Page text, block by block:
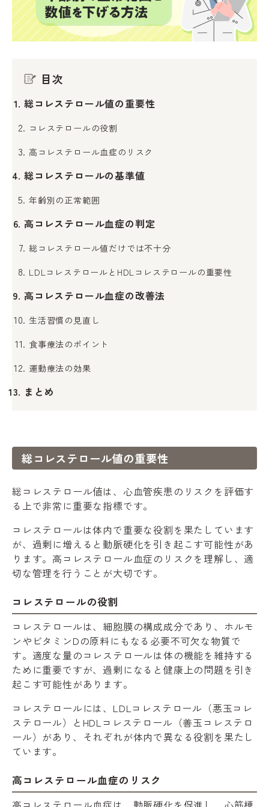
目次
総コレステロール値の重要性
コレステロールの役割
高コレステロール血症のリスク
総コレステロールの基準値
年齢別の正常範囲
高コレステロール血症の判定
総コレステロール値だけでは不十分
LDLコレステロールとHDLコレステロールの重要性
高コレステロール血症の改善法
生活習慣の見直し
食事療法のポイント
運動療法の効果
まとめ
総コレステロール値の重要性
総コレステロール値は、心血管疾患のリスクを評価す
る上で非常に重要な指標です。
コレステロールは体内で重要な役割を果たしています
が、過剰に増えると動脈硬化を引き起こす可能性があ
ります。高コレステロール血症のリスクを理解し、適
切な管理を行うことが大切です。
コレステロールの役割
コレステロールは、細胞膜の構成成分であり、ホルモ
ンやビタミンDの原料にもなる必要不可欠な物質で
す。適度な量のコレステロールは体の機能を維持する
ために重要ですが、過剰になると健康上の問題を引き
起こす可能性があります。
コレステロールには、LDLコレステロール（悪玉コレ
ステロール）とHDLコレステロール（善玉コレステロ
ール）があり、それぞれが体内で異なる役割を果たし
ています。
高コレステロール血症のリスク